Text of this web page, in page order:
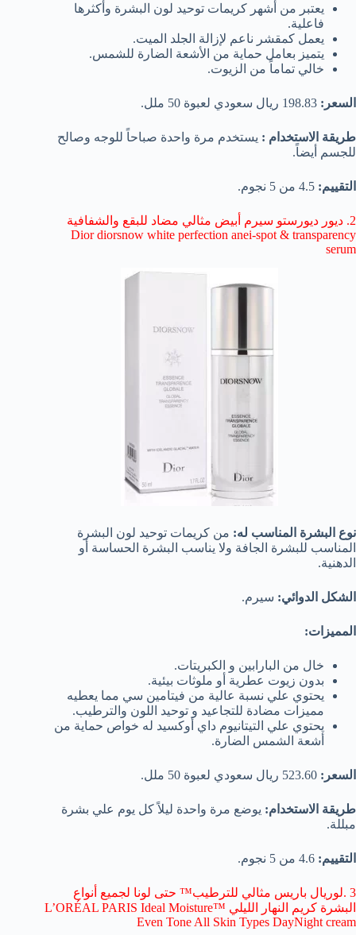
يعتبر من أشهر كريمات توحيد لون البشرة وأكثرها
فاعلية.
يعمل كمقشر ناعم لإزالة الجلد الميت.
يتميز بعامل حماية من الأشعة الضارة للشمس.
خالي تماماً من الزيوت.
السعر:
طريقة الاستخدام : يستخدم مرة واحدة صباحاً للوجه وصالح
للجسم أيضاً.
التقييم:
2. ديور ديورستو سيرم أبيض مثالي مضاد للبقع والشفافية
Dior diorsnow white perfection anei-spot & transparency
serum
نوع البشرة المناسب له: من كريمات توحيد لون البشرة
المناسب للبشرة الجافة ولا يناسب البشرة الحساسة أو
الدهنية.
الشكل الدوائي: سيرم.
المميزات:
خال من البارابين و الكبريتات.
بدون زيوت عطرية أو ملوثات بيئية.
يحتوي علي نسبة عالية من فيتامين سي مما يعطيه
مميزات مضادة للتجاعيد و توحيد اللون والترطيب.
يحتوي علي التيتانيوم داي أوكسيد له خواص حماية من
أشعة الشمس الضارة.
السعر:
طريقة الاستخدام: يوضع مرة واحدة ليلاً كل يوم علي بشرة
مبللة.
التقييم:
3 .لوريال باريس مثالي للترطيب™ حتى لونا لجميع أنواع
البشرة كريم النهار الليلي L’ORÉAL PARIS Ideal Moisture™
Even Tone All Skin Types DayNight cream